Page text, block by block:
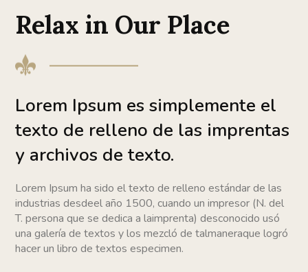
Relax in Our Place
Lorem Ipsum es simplemente el
texto de relleno de las imprentas
y archivos de texto.
Lorem Ipsum ha sido el texto de relleno estándar de las
industrias desdeel año 1500, cuando un impresor (N. del
T. persona que se dedica a laimprenta) desconocido usó
una galería de textos y los mezcló de talmaneraque logró
hacer un libro de textos especimen.